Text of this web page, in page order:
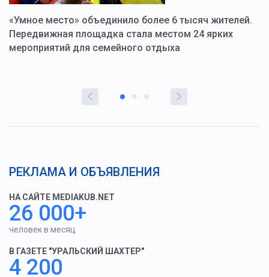
«Умное место» объединило более 6 тысяч жителей.
Передвижная площадка стала местом 24 ярких
мероприятий для семейного отдыха
РЕКЛАМА И ОБЪЯВЛЕНИЯ
НА САЙТЕ MEDIAKUB.NET
26 000+
человек в месяц
В ГАЗЕТЕ "УРАЛЬСКИЙ ШАХТЕР"
4 200